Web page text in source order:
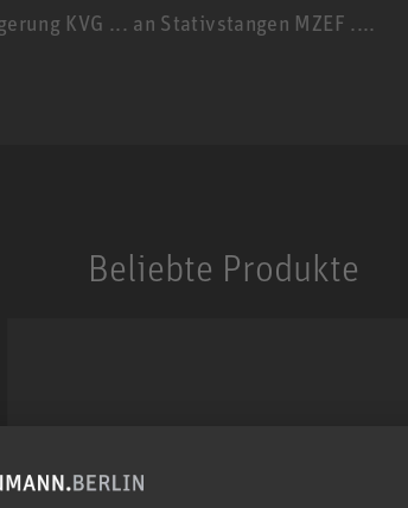
KVG ... an Stativstangen MZEF ....
Beliebte Produkte